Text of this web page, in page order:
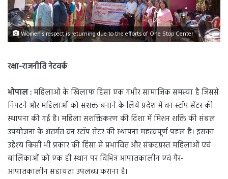
Women's respect is returning due to the efforts of One Stop Center
रक्षा-राजनीति नेटवर्क
भोपाल :महिलाओं के खिलाफ हिंसा एक गंभीर सामाजिक समस्या है जिससे
निपटने और महिलाओं को सशक्त बनाने के लिये प्रदेश में वन स्टॉप सेंटर की
स्थापना की गई है। महिला सशक्तिकरण की दिशा में मिशन शक्ति की संबल
उपयोजना के अंतर्गत वन स्टॉप सेंटर की स्थापना महत्वपूर्ण पहल है। इसका
उद्देश्य किसी भी प्रकार की हिंसा से प्रभावित और संकटग्रस्त महिलाओं एवं
बालिकाओं को एक ही स्थान पर विभिन्न आपातकालीन एवं गैर-
आपातकालीन सहायता उपलब्ध कराना है।